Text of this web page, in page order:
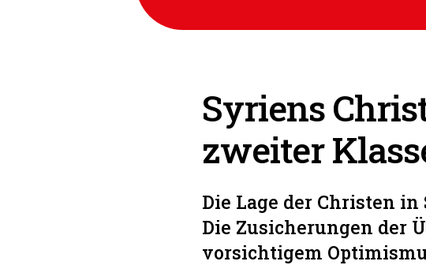
Syriens
zweiter
Die Lage der Christen
Die Zusicherungen der
vorsichtigem